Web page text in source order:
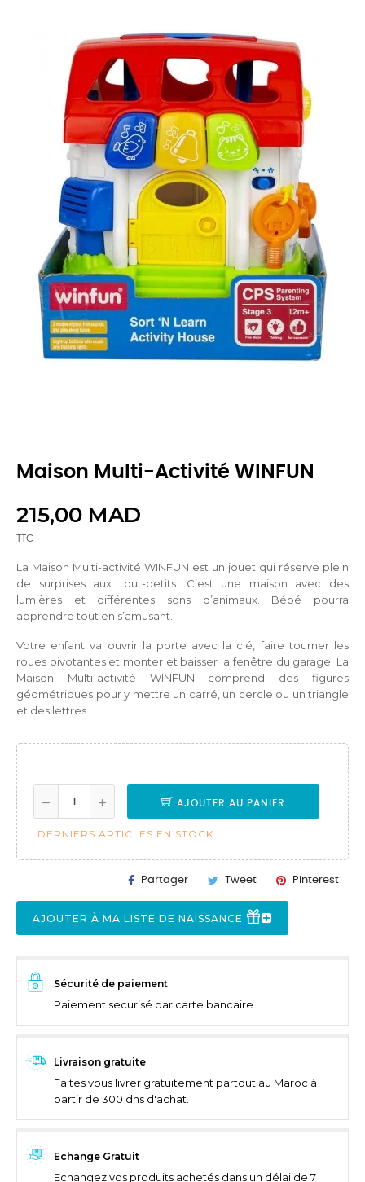
Maison Multi-Activité WINFUN
215,00 MAD
TTC
La Maison Multi-activité WINFUN est un jouet qui réserve plein
de surprises aux tout-petits. C’est une maison avec des
lumières et différentes sons d’animaux. Bébé pourra
apprendre tout en s’amusant.
Votre enfant va ouvrir la porte avec la clé, faire tourner les
roues pivotantes et monter et baisser la fenêtre du garage. La
Maison Multi-activité WINFUN comprend des figures
géométriques pour y mettre un carré, un cercle ou un triangle
et des lettres.
AJOUTER AU PANIER
DERNIERS ARTICLES EN STOCK
Partager Tweet Pinterest
AJOUTER À MA LISTE DE NAISSANCE
Sécurité de paiement
Paiement securisé par carte bancaire.
Livraison gratuite
Faites vous livrer gratuitement partout au Maroc à
partir de 300 dhs d'achat.
Echange Gratuit
Echangez vos produits achetés dans un délai de 7